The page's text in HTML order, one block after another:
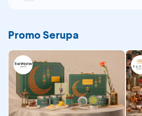
Promo Serupa